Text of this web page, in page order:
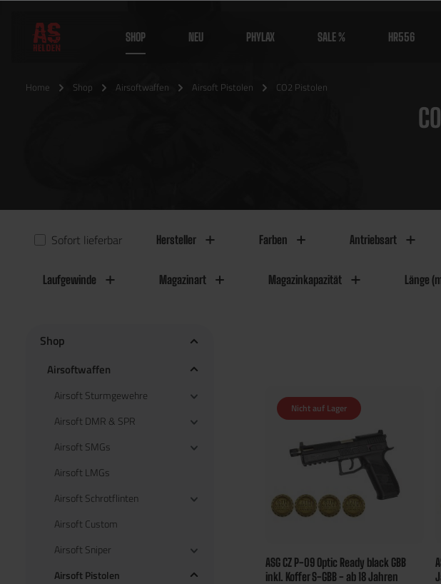
SHOP NEU PHYLAX SALE % HR556
Home Shop Airsoftwaffen Airsoft Pistolen CO2 Pistolen
Sofort lieferbar Hersteller Farben Antriebsart
Laufgewinde Magazinart Magazinkapazität Länge
Shop
Airsoftwaffen
Airsoft Sturmgewehre
Airsoft DMR & SPR
Airsoft SMGs
Airsoft LMGs
Airsoft Schrotflinten
Airsoft Custom
Airsoft Sniper
Airsoft Pistolen
Nicht auf Lager
ASG CZ P-09 Optic Ready black GBB
inkl. Koffer S-GBB - ab 18 Jahren